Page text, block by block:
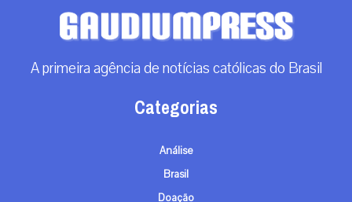
A primeira agência de notícias católicas do Brasil
Categorias
Análise
Brasil
Doação